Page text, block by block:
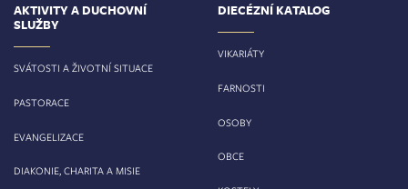
AKTIVITY A DUCHOVNÍ
SLUŽBY
SVÁTOSTI A ŽIVOTNÍ SITUACE
PASTORACE
EVANGELIZACE
DIAKONIE, CHARITA A MISIE
DIECÉZNÍ KATALOG
VIKARIÁTY
FARNOSTI
OSOBY
OBCE